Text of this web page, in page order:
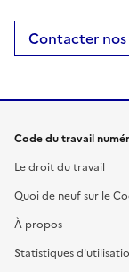
Contacter nos
Code du travail
Le droit du travail
Quoi de neuf sur le
À propos
Statistiques